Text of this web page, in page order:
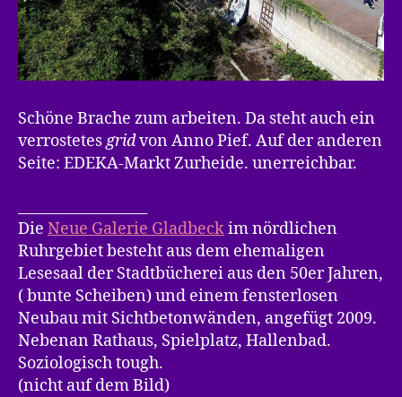
Schöne Brache zum arbeiten. Da steht auch ein
verrostetesgridvon Anno Pief. Auf der anderen
Seite: EDEKA-Markt Zurheide. unerreichbar.
Die Neue Galerie Gladbeckim nördlichen
Ruhrgebiet besteht aus dem ehemaligen
Lesesaal der Stadtbücherei aus den 50er Jahren,
( bunte Scheiben) und einem fensterlosen
Neubau mit Sichtbetonwänden, angefügt 2009.
Nebenan Rathaus, Spielplatz, Hallenbad.
Soziologisch tough.
(nicht auf dem Bild)